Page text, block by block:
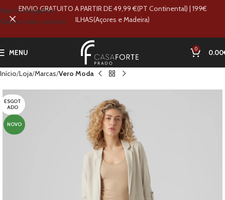
Skip to navigation
Skip to main content
MENU 0 0.00
Início Loja Marcas Vero Moda
ESGOT
ADO
NOVO
ENVIO GRATUITO A PARTIR DE 49,99 €(PT Continental) | 199€
ILHAS(Açores e Madeira)